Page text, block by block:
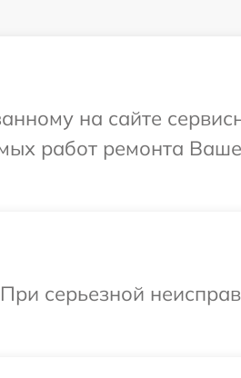
на сайте
работ ремонта
серьезной